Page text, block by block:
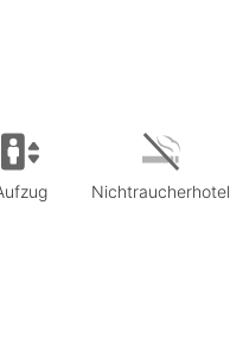
Nichtraucherhotel